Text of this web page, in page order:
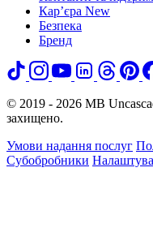
Кар’єра New
Безпека
Бренд
© 2019 - 2026 MB
захищено.
Умови надання послуг
Субобробники